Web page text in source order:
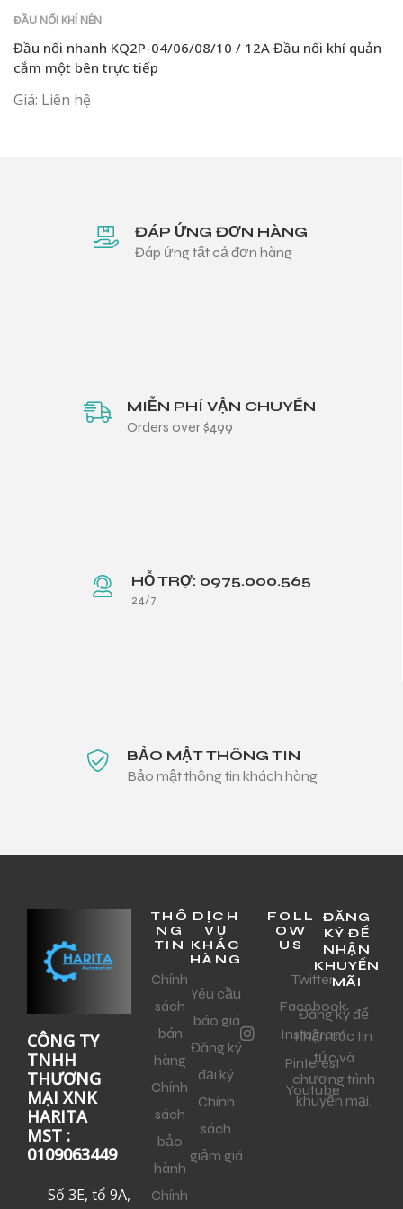
ĐẦU NỐI KHÍ NÉN
Đầu nối nhanh KQ2P-04/06/08/10 / 12A Đầu nối khí quản
cắm một bên trực tiếp
Giá: Liên hệ
ĐÁP ỨNG ĐƠN HÀNG
Đáp ứng tất cả đơn hàng
MIỄN PHÍ VẬN CHUYỂN
Orders over $499
HỖ TRỢ: 0975.000.565
24/7
BẢO MẬT THÔNG TIN
Bảo mật thông tin khách hàng
CÔNG TY
TNHH
THƯƠNG
MẠI XNK
HARITA
MST :
0109063449
Số 3E, tổ 9A,
THÔ
NG
TIN
Chính
sách
bán
hàng
Chính
sách
bảo
hành
Chính
DỊCH
VỤ
KHÁC
HÀNG
Yêu cầu
báo giá
Đăng ký
đại ký
Chính
sách
giảm giá
FOLL
OW
US
Twitter
Facebook
Instagram
Pinterest
Youtube
ĐĂNG
KÝ ĐỂ
NHẬN
KHUYẾN
MÃI
Đăng ký để
nhận các tin
tức và
chương trình
khuyến mại.